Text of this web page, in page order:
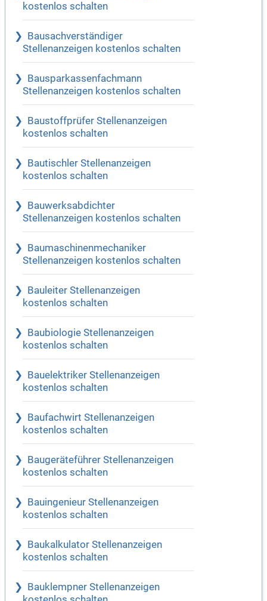
kostenlos schalten
Bausachverständiger
Stellenanzeigen kostenlos schalten
Bausparkassenfachmann
Stellenanzeigen kostenlos schalten
Baustoffprüfer Stellenanzeigen
kostenlos schalten
Bautischler Stellenanzeigen
kostenlos schalten
Bauwerksabdichter
Stellenanzeigen kostenlos schalten
Baumaschinenmechaniker
Stellenanzeigen kostenlos schalten
Bauleiter Stellenanzeigen
kostenlos schalten
Baubiologie Stellenanzeigen
kostenlos schalten
Bauelektriker Stellenanzeigen
kostenlos schalten
Baufachwirt Stellenanzeigen
kostenlos schalten
Baugeräteführer Stellenanzeigen
kostenlos schalten
Bauingenieur Stellenanzeigen
kostenlos schalten
Baukalkulator Stellenanzeigen
kostenlos schalten
Bauklempner Stellenanzeigen